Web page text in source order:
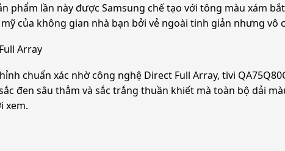
phẩm lần này được Samsung chế tạo với tông màu xám
của không gian nhà bạn bởi vẻ ngoài tinh giản nhưng vô
Array
chuẩn xác nhờ công nghệ Direct Full Array, tivi
đen sâu thẳm và sắc trắng thuần khiết mà toàn bộ dải
xem.